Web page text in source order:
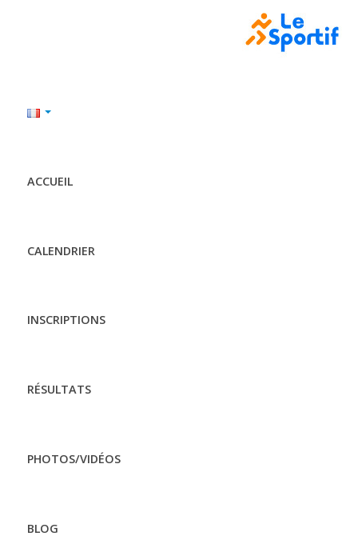
ACCUEIL
CALENDRIER
INSCRIPTIONS
RÉSULTATS
PHOTOS/VIDÉOS
BLOG